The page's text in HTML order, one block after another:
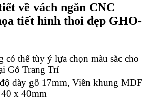
về vách ngăn CNC
tiết hình thoi đẹp GHO-
có thể tùy ý lựa chọn màu sắc cho
Gỗ Trang Trí
dày gỗ 17mm, Viền khung MDF
x 40mm